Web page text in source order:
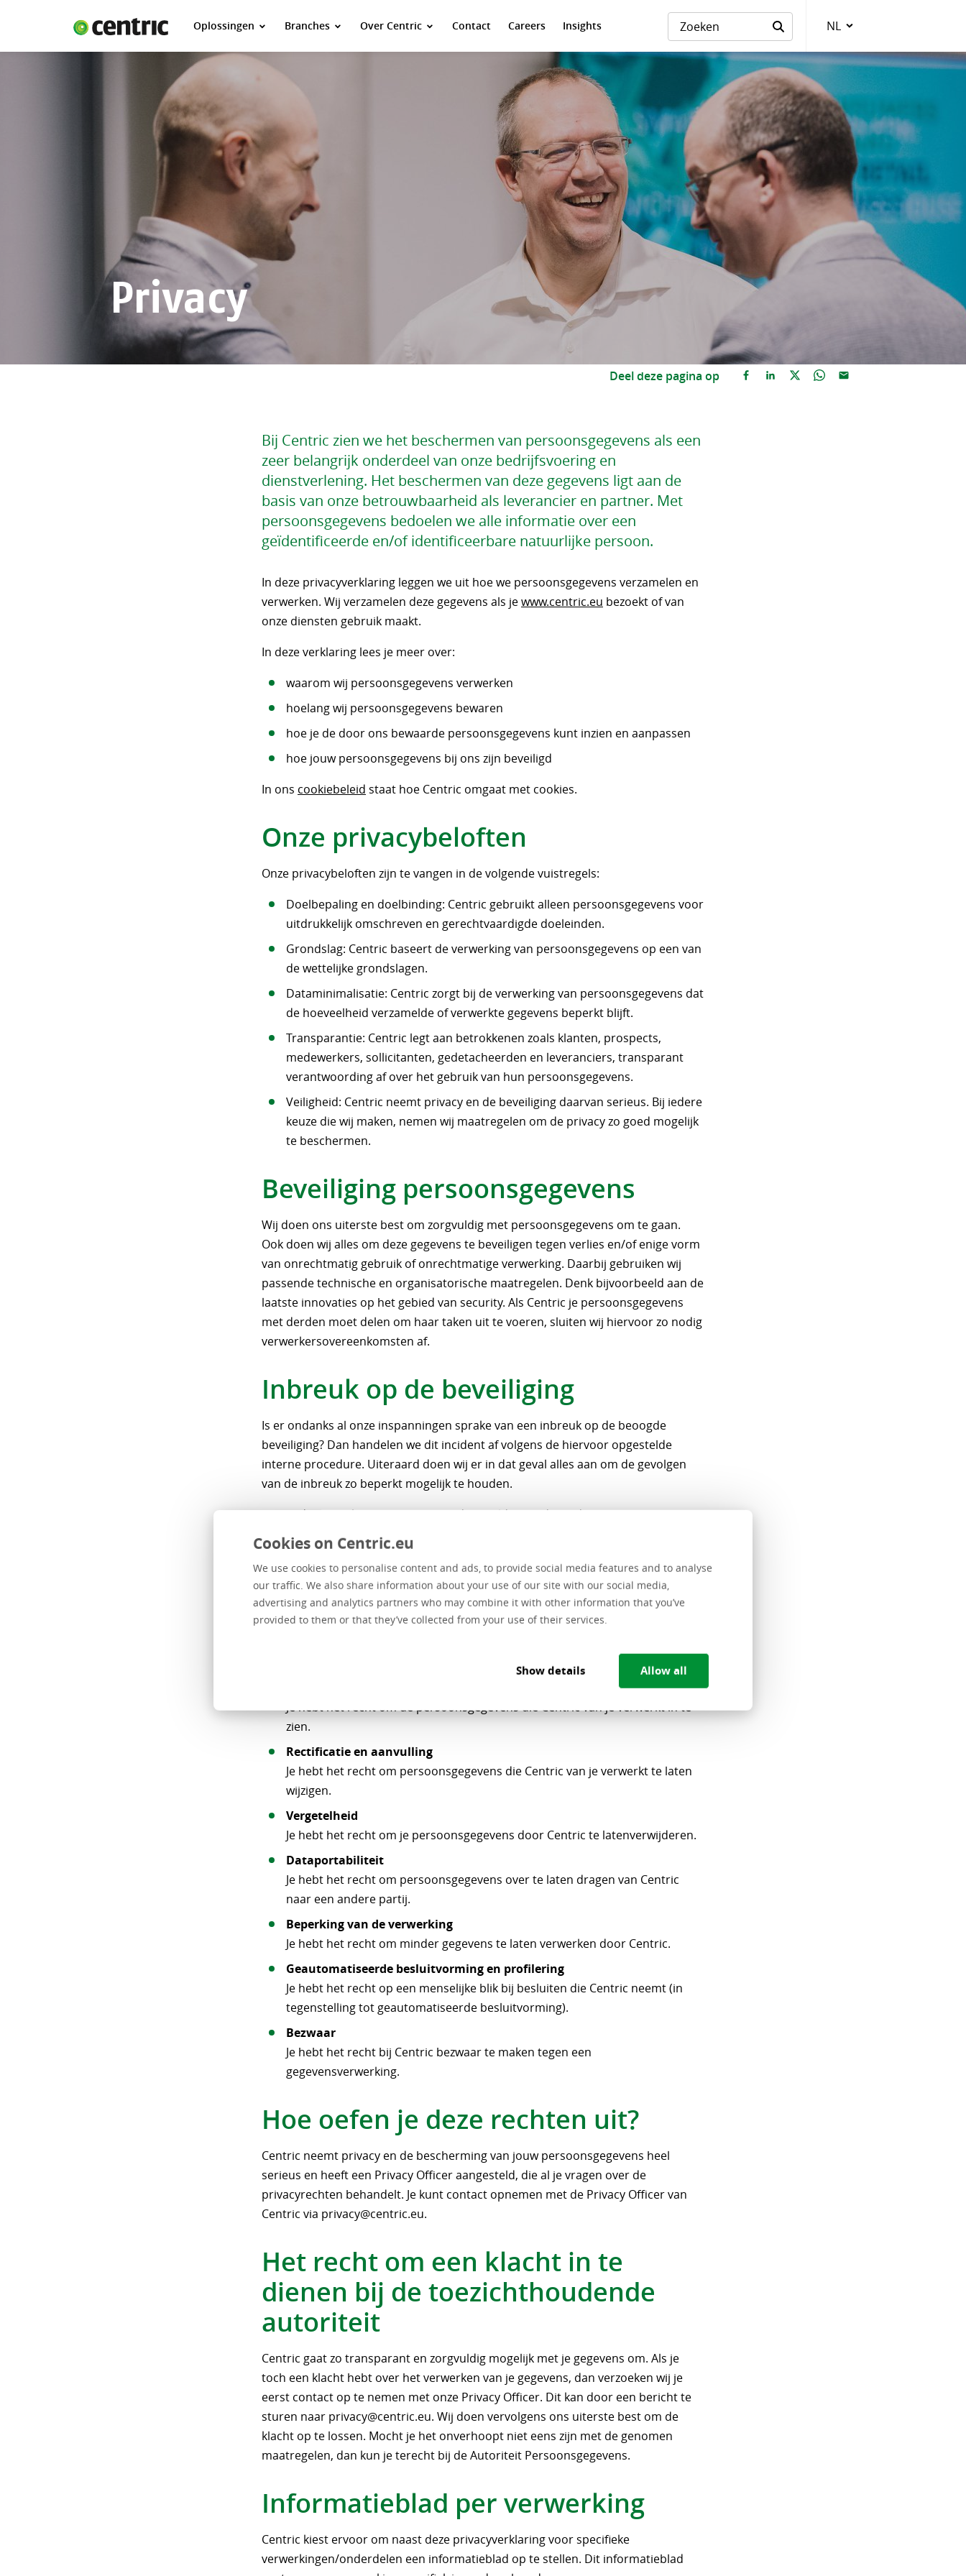
Cookies on Centric.eu
We use cookies to personalise content and ads, to provide social media features and to analyse
our traffic. We also share information about your use of our site with our social media,
advertising and analytics partners who may combine it with other information that you’ve
provided to them or that they’ve collected from your use of their services.
Show details Allow all
Oplossingen Branches Over Centric Contact Careers
Insights
Oplossingen
Over Centric
NL
Taalkeuze
Privacy
Deel deze pagina op
Bij Centric zien we het beschermen van persoonsgegevens als een
zeer belangrijk onderdeel van onze bedrijfsvoering en
dienstverlening. Het beschermen van deze gegevens ligt aan de
basis van onze betrouwbaarheid als leverancier en partner. Met
persoonsgegevens bedoelen we alle informatie over een
geïdentificeerde en/of identificeerbare natuurlijke persoon.
In deze privacyverklaring leggen we uit hoe we persoonsgegevens verzamelen en
verwerken. Wij verzamelen deze gegevens als jewww.centric.eu bezoekt of van
onze diensten gebruik maakt.
In deze verklaring lees je meer over:
waarom wij persoonsgegevens verwerken
hoelang wij persoonsgegevens bewaren
hoe je de door ons bewaarde persoonsgegevens kunt inzien en aanpassen
hoe jouw persoonsgegevens bij ons zijn beveiligd
In ons cookiebeleid staat hoe Centric omgaat met cookies.
Onze privacybeloften
Onze privacybeloften zijn te vangen in de volgende vuistregels:
Doelbepaling en doelbinding: Centric gebruikt alleen persoonsgegevens voor
uitdrukkelijk omschreven en gerechtvaardigde doeleinden.
Grondslag: Centric baseert de verwerking van persoonsgegevens op een van
de wettelijke grondslagen.
Dataminimalisatie: Centric zorgt bij de verwerking van persoonsgegevens dat
de hoeveelheid verzamelde of verwerkte gegevens beperkt blijft.
Transparantie: Centric legt aan betrokkenen zoals klanten, prospects,
medewerkers, sollicitanten, gedetacheerden en leveranciers, transparant
verantwoording af over het gebruik van hun persoonsgegevens.
Veiligheid: Centric neemt privacy en de beveiliging daarvan serieus. Bij iedere
keuze die wij maken, nemen wij maatregelen om de privacy zo goed mogelijk
te beschermen.
Beveiliging persoonsgegevens
Wij doen ons uiterste best om zorgvuldig met persoonsgegevens om te gaan.
Ook doen wij alles om deze gegevens te beveiligen tegen verlies en/of enige vorm
van onrechtmatig gebruik of onrechtmatige verwerking. Daarbij gebruiken wij
passende technische en organisatorische maatregelen. Denk bijvoorbeeld aan de
laatste innovaties op het gebied van security. Als Centric je persoonsgegevens
met derden moet delen om haar taken uit te voeren, sluiten wij hiervoor zo nodig
verwerkersovereenkomsten af.
Inbreuk op de beveiliging
Is er ondanks al onze inspanningen sprake van een inbreuk op de beoogde
beveiliging? Dan handelen we dit incident af volgens de hiervoor opgestelde
interne procedure. Uiteraard doen wij er in dat geval alles aan om de gevolgen
van de inbreuk zo beperkt mogelijk te houden.
Vormt de inbreuk een privacyrisico, dan melden wij dit bij de Autoriteit
Persoonsgegevens. Als het wenselijk is - en in ieder geval wanneer de wet dit
vereist – informeren wij ook de betrokkenen over de inbreuk.
Wat zijn je rechten?
Je hebt het recht om de persoonsgegevens die Centric van je verwerkt in te
zien.
Rectificatie en aanvulling
Je hebt het recht om persoonsgegevens die Centric van je verwerkt te laten
wijzigen.
Vergetelheid
Je hebt het recht om je persoonsgegevens door Centric te latenverwijderen.
Dataportabiliteit
Je hebt het recht om persoonsgegevens over te laten dragen van Centric
naar een andere partij.
Beperking van de verwerking
Je hebt het recht om minder gegevens te laten verwerken door Centric.
Geautomatiseerde besluitvorming en profilering
Je hebt het recht op een menselijke blik bij besluiten die Centric neemt (in
tegenstelling tot geautomatiseerde besluitvorming).
Bezwaar
Je hebt het recht bij Centric bezwaar te maken tegen een
gegevensverwerking.
Hoe oefen je deze rechten uit?
Centric neemt privacy en de bescherming van jouw persoonsgegevens heel
serieus en heeft een Privacy Officer aangesteld, die al je vragen over de
privacyrechten behandelt. Je kunt contact opnemen met de Privacy Officer van
Centric via privacy@centric.eu.
Het recht om een klacht in te
dienen bij de toezichthoudende
autoriteit
Centric gaat zo transparant en zorgvuldig mogelijk met je gegevens om. Als je
toch een klacht hebt over het verwerken van je gegevens, dan verzoeken wij je
eerst contact op te nemen met onze Privacy Officer. Dit kan door een bericht te
sturen naar privacy@centric.eu. Wij doen vervolgens ons uiterste best om de
klacht op te lossen. Mocht je het onverhoopt niet eens zijn met de genomen
maatregelen, dan kun je terecht bij de Autoriteit Persoonsgegevens.
Informatieblad per verwerking
Centric kiest ervoor om naast deze privacyverklaring voor specifieke
verwerkingen/onderdelen een informatieblad op te stellen. Dit informatieblad